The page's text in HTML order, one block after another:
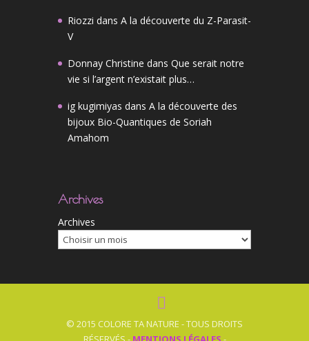
Riozzi dans A la découverte du Z-Parasit-
V
Donnay Christine dans Que serait notre
vie si l’argent n’existait plus…
ig kugimiyas dans A la découverte des
bijoux Bio-Quantiques de Soriah
Amahom
Archives
Archives
© 2015 COLORE TA NATURE - TOUS DROITS